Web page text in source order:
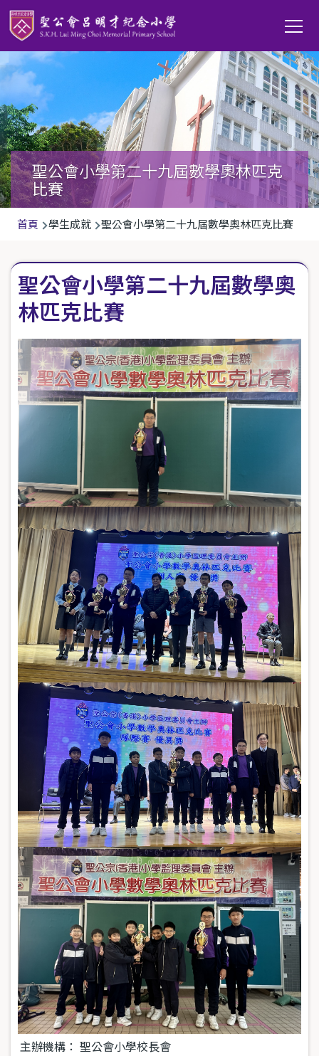
移至主內容
Main
聖公會小學第二十九屆數學奧林匹克
比賽
導
連
結
首頁 學生成就 聖公會小學第二十九屆數學奧林匹克比賽
聖公會小學第二十九屆數學奧
林匹克比賽
主辦機構： 聖公會小學校長會